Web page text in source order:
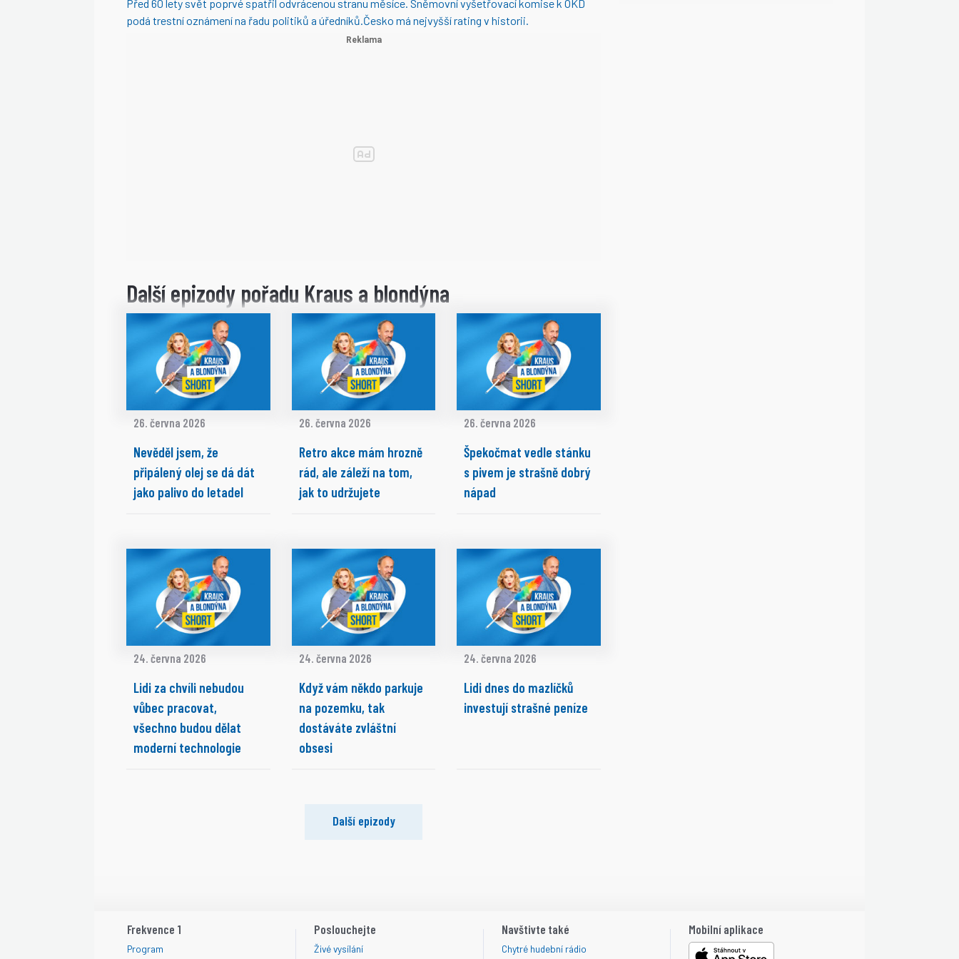
Před 60 lety svět poprvé spatřil odvrácenou stranu měsíce. Sněmovní vyšetřovací komise k OKD
podá trestní oznámení na řadu politiků a úředníků.Česko má nejvyšší rating v historii.
Další epizody pořadu Kraus a blondýna
26. června 2026
Nevěděl jsem, že
připálený olej se dá dát
jako palivo do letadel
26. června 2026
Retro akce mám hrozně
rád, ale záleží na tom,
jak to udržujete
26. června 2026
Špekočmat vedle stánku
s pivem je strašně dobrý
nápad
24. června 2026
Lidi za chvíli nebudou
vůbec pracovat,
všechno budou dělat
moderní technologie
24. června 2026
Když vám někdo parkuje
na pozemku, tak
dostáváte zvláštní
obsesi
24. června 2026
Lidi dnes do mazlíčků
investují strašné peníze
Další epizody
Frekvence 1
Program
Poslouchejte
Živé vysílání
Navštivte také
Chytré hudební rádio
Mobilní aplikace